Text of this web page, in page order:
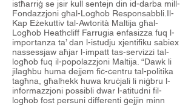
istħarriġ se jsir kull sentejn din id-darba mill-
Fondazzjoni għal-Logħob Responsabbli.Il-
Kap Eżekuttiv tal-Awtorità Maltija għal-
Logħob Heathcliff Farrugia enfasizza fuq l-
importanza ta’ dan l-istudju xjentifiku sabiex
nassessjaw aħjar l-impatt tas-servizzi tal-
logħob fuq il-popolazzjoni Maltija. “Dawk li
jilagħbu huma dejjem fiċ-ċentru tal-politika
tagħna, għalhekk huwa kruċjali li niġbru l-
informazzjoni possibli dwar l-atitudni fil-
logħob fost persuni differenti ġejjin minn